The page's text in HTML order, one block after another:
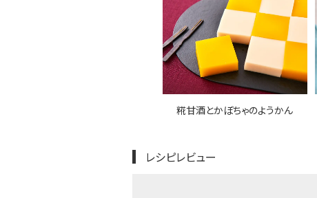
糀甘酒とかぼちゃのようかん
レシピレビュー